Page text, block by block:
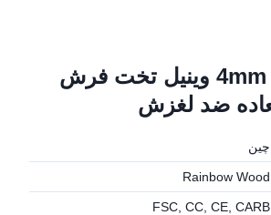
4mm 5mm 6mm وینیل تخت فرش
چین
Rainbow Wood
FSC, CC, CE, CARB